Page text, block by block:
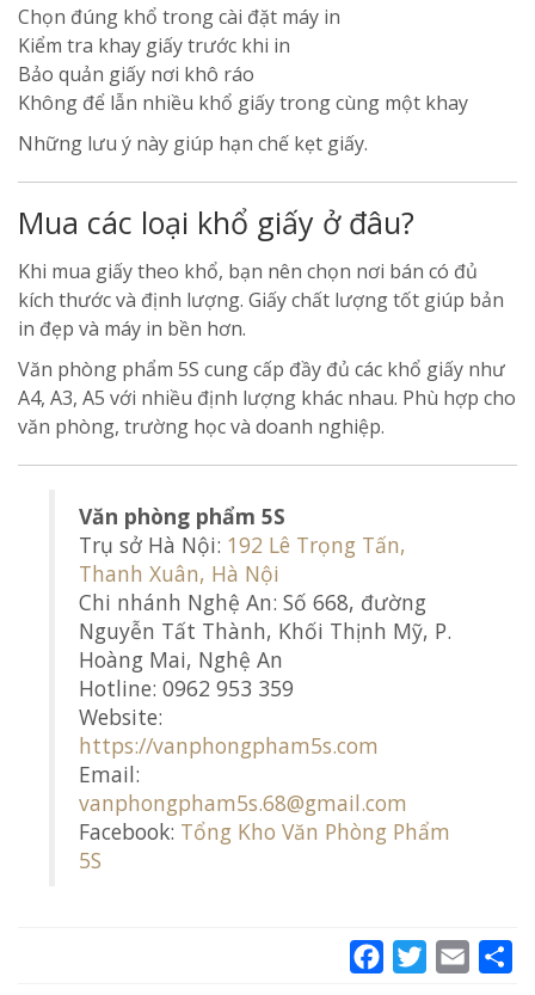
Chọn đúng khổ trong cài đặt máy in
Kiểm tra khay giấy trước khi in
Bảo quản giấy nơi khô ráo
Không để lẫn nhiều khổ giấy trong cùng một khay
Những lưu ý này giúp hạn chế kẹt giấy.
Mua các loại khổ giấy ở đâu?
Khi mua giấy theo khổ, bạn nên chọn nơi bán có đủ
kích thước và định lượng. Giấy chất lượng tốt giúp bản
in đẹp và máy in bền hơn.
Văn phòng phẩm 5S cung cấp đầy đủ các khổ giấy như
A4, A3, A5 với nhiều định lượng khác nhau. Phù hợp cho
văn phòng, trường học và doanh nghiệp.
Văn phòng phẩm 5S
Trụ sở Hà Nội: 192 Lê Trọng Tấn,
Thanh Xuân, Hà Nội
Chi nhánh Nghệ An: Số 668, đường
Nguyễn Tất Thành, Khối Thịnh Mỹ, P.
Hoàng Mai, Nghệ An
Hotline: 0962 953 359
Website:
https://vanphongpham5s.com
Email:
vanphongpham5s.68@gmail.com
Facebook: Tổng Kho Văn Phòng Phẩm
5S
FacebookTwitterEmail